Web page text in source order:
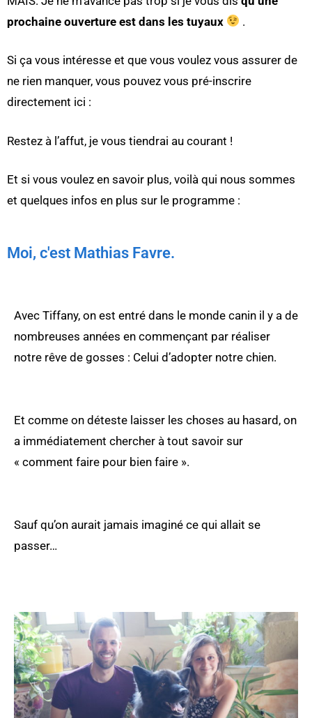
prochaine ouverture est dans les tuyaux
.
Si ça vous intéresse et que vous voulez vous assurer de
ne rien manquer, vous pouvez vous pré-inscrire
directement ici :
Restez à l’affut, je vous tiendrai au courant !
Et si vous voulez en savoir plus, voilà qui nous sommes
et quelques infos en plus sur le programme :
Moi, c'est Mathias Favre.
Avec Tiffany, on est entré dans le monde canin il y a de
nombreuses années en commençant par réaliser
notre rêve de gosses : Celui d’adopter notre chien.
Et comme on déteste laisser les choses au hasard, on
a immédiatement chercher à tout savoir sur
« comment faire pour bien faire ».
Sauf qu’on aurait jamais imaginé ce qui allait se
passer…